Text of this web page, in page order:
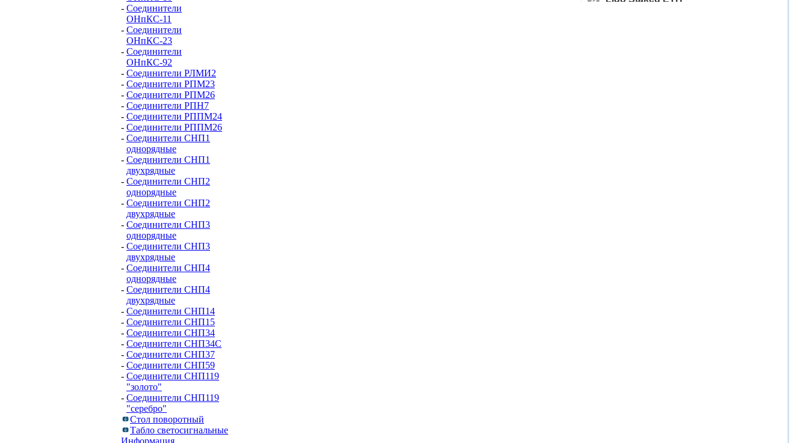
- Соединители
ОНпКС-11
- Соединители
ОНпКС-23
- Соединители
ОНпКС-92
- Соединители РЛМИ2
- Соединители РПМ23
- Соединители РПМ26
- Соединители РПН7
- Соединители РППМ24
- Соединители РППМ26
- Соединители СНП1
однорядные
- Соединители СНП1
двухрядные
- Соединители СНП2
однорядные
- Соединители СНП2
двухрядные
- Соединители СНП3
однорядные
- Соединители СНП3
двухрядные
- Соединители СНП4
однорядные
- Соединители СНП4
двухрядные
- Соединители СНП14
- Соединители СНП15
- Соединители СНП34
- Соединители СНП34С
- Соединители СНП37
- Соединители СНП59
- Соединители СНП119
"золото"
- Соединители СНП119
"серебро"
Стол поворотный
Табло светосигнальные
Информация